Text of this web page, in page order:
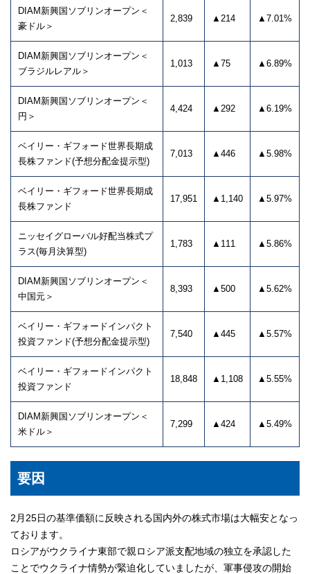
DIAM新興国ソブリンオープン＜
豪ドル＞
2,839 ▲214 ▲7.01%
DIAM新興国ソブリンオープン＜
ブラジルレアル＞
1,013 ▲75 ▲6.89%
DIAM新興国ソブリンオープン＜
円＞
4,424 ▲292 ▲6.19%
ベイリー・ギフォード世界長期成
長株ファンド(予想分配金提示型)
7,013 ▲446 ▲5.98%
ベイリー・ギフォード世界長期成
長株ファンド
17,951 ▲1,140 ▲5.97%
ニッセイグローバル好配当株式プ
ラス(毎月決算型)
1,783 ▲111 ▲5.86%
DIAM新興国ソブリンオープン＜
中国元＞
8,393 ▲500 ▲5.62%
ベイリー・ギフォードインパクト
投資ファンド(予想分配金提示型)
7,540 ▲445 ▲5.57%
ベイリー・ギフォードインパクト
投資ファンド
18,848 ▲1,108 ▲5.55%
DIAM新興国ソブリンオープン＜
米ドル＞
7,299 ▲424 ▲5.49%
要因
2月25日の基準価額に反映される国内外の株式市場は大幅安となっ
ております。
ロシアがウクライナ東部で親ロシア派支配地域の独立を承認した
ことでウクライナ情勢が緊迫化していましたが、軍事侵攻の開始